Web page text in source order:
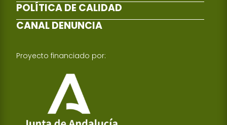
POLÍTICA DE CALIDAD
CANAL DENUNCIA
Proyecto financiado por: